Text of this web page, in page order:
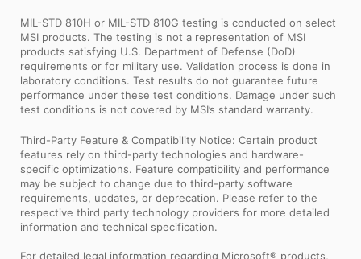
MIL-STD 810H or MIL-STD 810G testing is conducted on select
MSI products. The testing is not a representation of MSI
products satisfying U.S. Department of Defense (DoD)
requirements or for military use. Validation process is done in
laboratory conditions. Test results do not guarantee future
performance under these test conditions. Damage under such
test conditions is not covered by MSI’s standard warranty.
Third-Party Feature & Compatibility Notice: Certain product
features rely on third-party technologies and hardware-
specific optimizations. Feature compatibility and performance
may be subject to change due to third-party software
requirements, updates, or deprecation. Please refer to the
respective third party technology providers for more detailed
information and technical specification.
For detailed legal information regarding Microsoft® products,